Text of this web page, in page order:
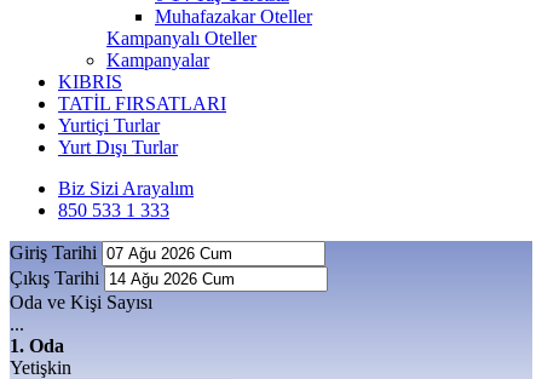
Muhafazakar Oteller
Kampanyalı Oteller
Kampanyalar
KIBRIS
TATİL FIRSATLARI
Yurtiçi Turlar
Yurt Dışı Turlar
Biz Sizi Arayalım
850 533 1 333
Giriş Tarihi
Çıkış Tarihi
Oda ve Kişi Sayısı
...
1. Oda
Yetişkin